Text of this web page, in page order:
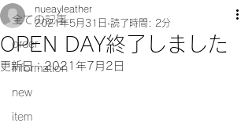
全ての記事
order
information
new
item
OPEN DAY終了しました
nueayleather
2021年5月31日 読了時間: 2分
更新日：2021年7月2日